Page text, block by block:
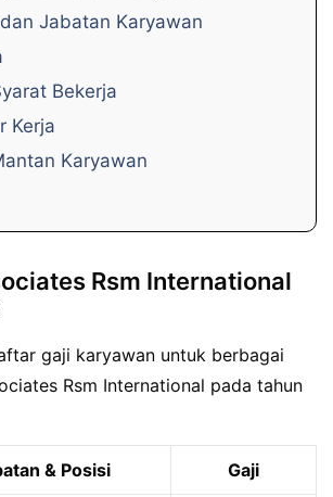
Jabatan Karyawan
Bekerja
Kerja
Karyawan
Rsm International
gaji karyawan untuk berbagai
Rsm International pada tahun
& Posisi Gaji